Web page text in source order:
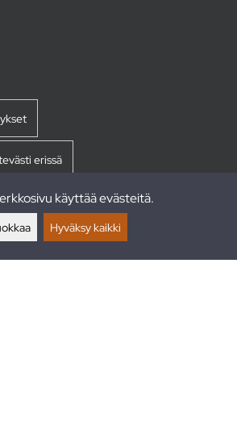
erissä
käyttää evästeitä.
Hyväksy kaikki